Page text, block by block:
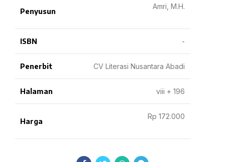
Penyusun
Amri, M.H.
ISBN -
Penerbit CV Literasi Nusantara Abadi
Halaman viii + 196
Harga
Rp 172.000